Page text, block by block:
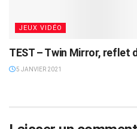
JEUX VIDÉO
TEST – Twin Mirror, reflet
5 JANVIER 2021